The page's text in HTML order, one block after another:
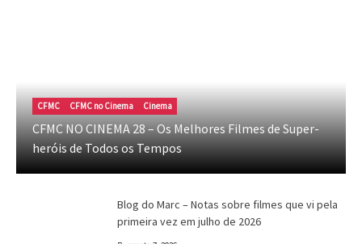
Blog do Marc – Notas sobre filmes que vi
pela primeira vez em julho de 2026
Marc Tinoco agosto 7, 2026
CFMC CFMC no Cinema Cinema
CFMC NO CINEMA 28 – Os Melhores Filmes de Super-
heróis de Todos os Tempos
Blog do Marc – Notas sobre filmes que vi pela
primeira vez em julho de 2026